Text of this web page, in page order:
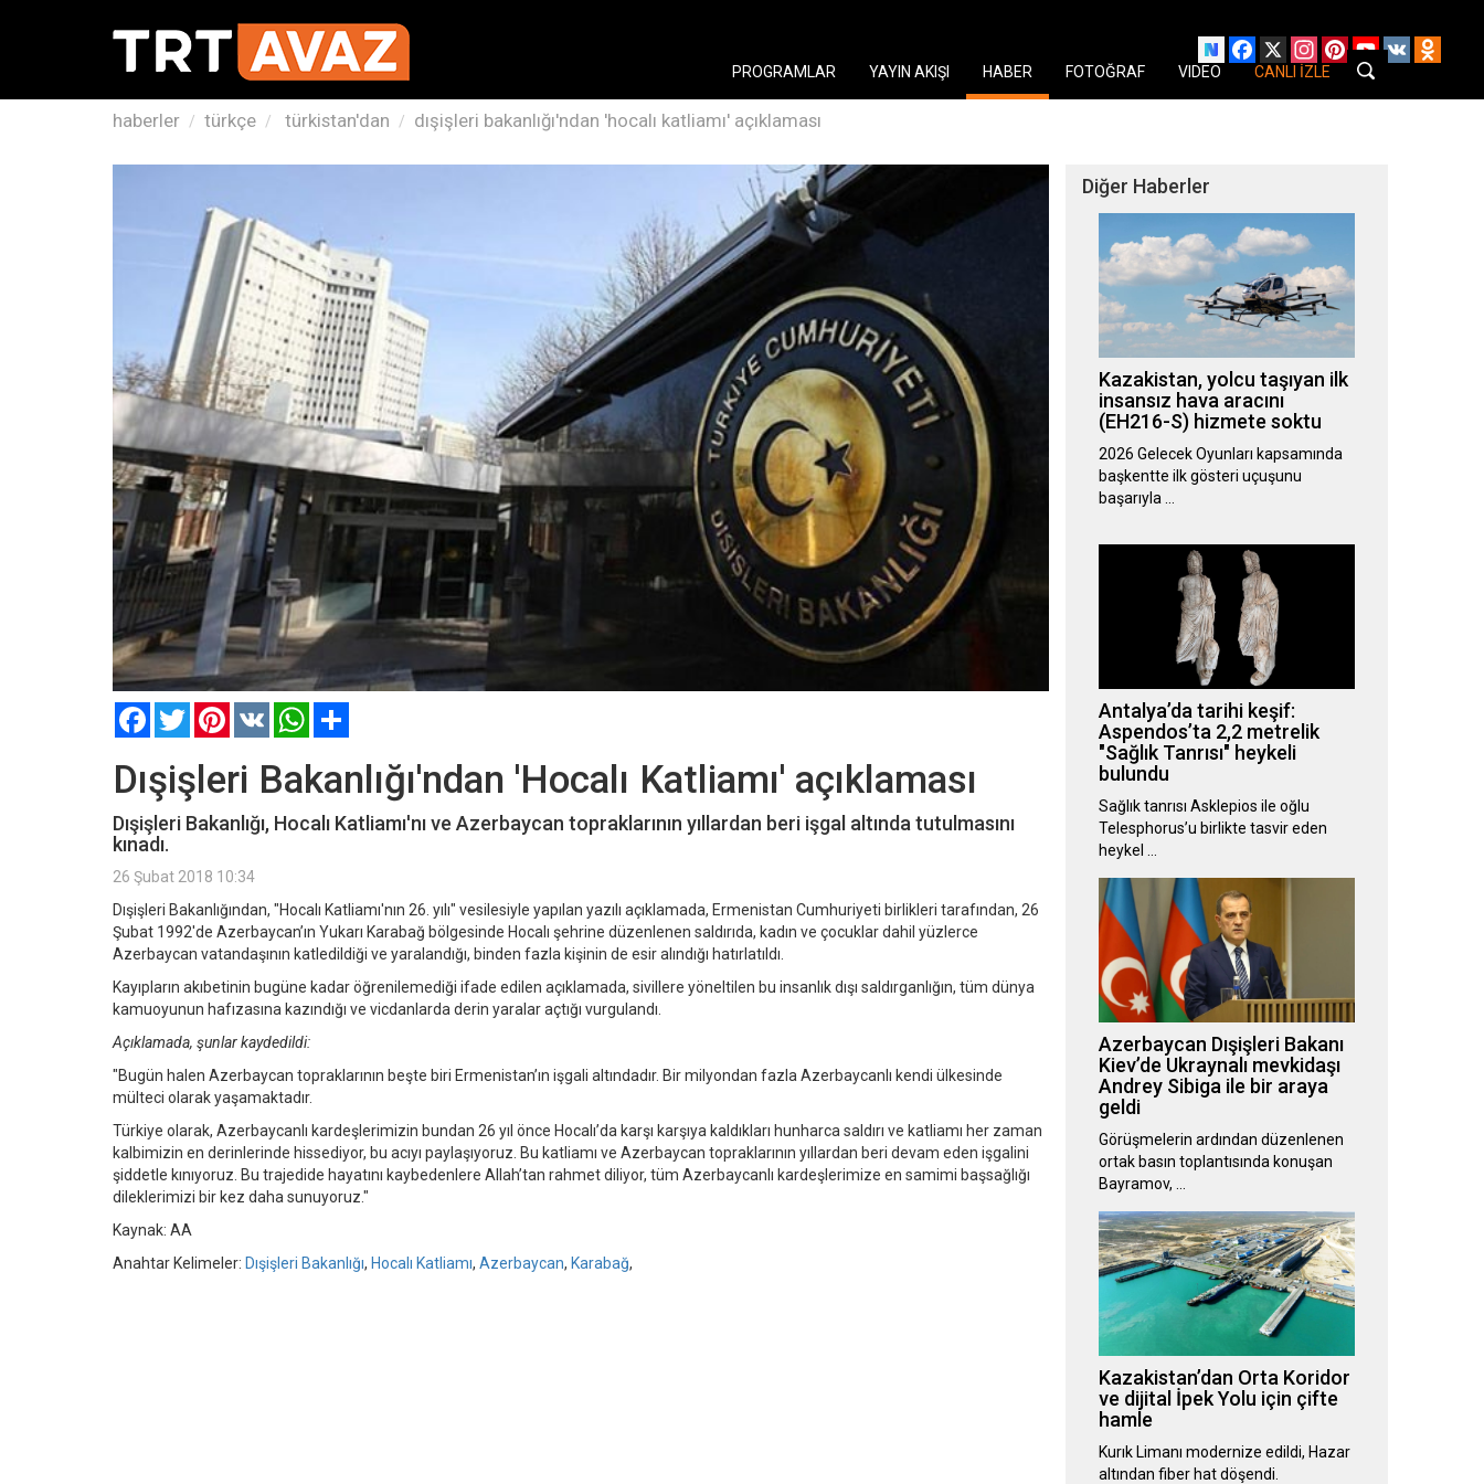
Facebook
X Instagram
PinterestYouTube
VK
PROGRAMLAR
YAYIN AKIŞI HABER FOTOĞRAF VIDEO CANLI İZLE
haberler türkçe türkistan'dan dışişleri bakanlığı'ndan 'hocalı katliamı' açıklaması
FacebookTwitterPinterest
VK WhatsApp
Dışişleri Bakanlığı'ndan 'Hocalı Katliamı' açıklaması
Dışişleri Bakanlığı, Hocalı Katliamı'nı ve Azerbaycan topraklarının yıllardan beri işgal altında tutulmasını
kınadı.
26 Şubat 2018 10:34
Dışişleri Bakanlığından, "Hocalı Katliamı'nın 26. yılı" vesilesiyle yapılan yazılı açıklamada, Ermenistan Cumhuriyeti birlikleri tarafından, 26
Şubat 1992'de Azerbaycan’ın Yukarı Karabağ bölgesinde Hocalı şehrine düzenlenen saldırıda, kadın ve çocuklar dahil yüzlerce
Azerbaycan vatandaşının katledildiği ve yaralandığı, binden fazla kişinin de esir alındığı hatırlatıldı.
Kayıpların akıbetinin bugüne kadar öğrenilemediği ifade edilen açıklamada, sivillere yöneltilen bu insanlık dışı saldırganlığın, tüm dünya
kamuoyunun hafızasına kazındığı ve vicdanlarda derin yaralar açtığı vurgulandı.
Açıklamada, şunlar kaydedildi:
"Bugün halen Azerbaycan topraklarının beşte biri Ermenistan’ın işgali altındadır. Bir milyondan fazla Azerbaycanlı kendi ülkesinde
mülteci olarak yaşamaktadır.
Türkiye olarak, Azerbaycanlı kardeşlerimizin bundan 26 yıl önce Hocalı’da karşı karşıya kaldıkları hunharca saldırı ve katliamı her zaman
kalbimizin en derinlerinde hissediyor, bu acıyı paylaşıyoruz. Bu katliamı ve Azerbaycan topraklarının yıllardan beri devam eden işgalini
şiddetle kınıyoruz. Bu trajedide hayatını kaybedenlere Allah’tan rahmet diliyor, tüm Azerbaycanlı kardeşlerimize en samimi başsağlığı
dileklerimizi bir kez daha sunuyoruz."
Kaynak: AA
Anahtar Kelimeler: Dışişleri Bakanlığı, Hocalı Katliamı, Azerbaycan, Karabağ,
Diğer Haberler
Kazakistan, yolcu taşıyan ilk
insansız hava aracını
(EH216-S) hizmete soktu
2026 Gelecek Oyunları kapsamında
başkentte ilk gösteri uçuşunu
başarıyla …
Antalya’da tarihi keşif:
Aspendos’ta 2,2 metrelik
"Sağlık Tanrısı" heykeli
bulundu
Sağlık tanrısı Asklepios ile oğlu
Telesphorus’u birlikte tasvir eden
heykel …
Azerbaycan Dışişleri Bakanı
Kiev’de Ukraynalı mevkidaşı
Andrey Sibiga ile bir araya
geldi
Görüşmelerin ardından düzenlenen
ortak basın toplantısında konuşan
Bayramov, …
Kazakistan’dan Orta Koridor
ve dijital İpek Yolu için çifte
hamle
Kurık Limanı modernize edildi, Hazar
altından fiber hat döşendi.